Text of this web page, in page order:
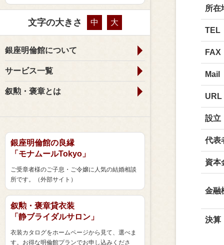
文字の大きさ 中 大
銀座明倫館について
サービス一覧
叙勲・褒章とは
銀座明倫館の良縁
「モナムールTokyo」
ご受章者様のご子息・ご令嬢に人気の結婚相談
所です。（外部サイト）
叙勲・褒章貸衣装
「静ブライダルサロン」
衣装カタログをホームページから見て、選べま
す。お得な明倫館プランでお申し込みくださ
所在
TEL
FAX
Mail
URL
設立
代表
資本
金融
決算